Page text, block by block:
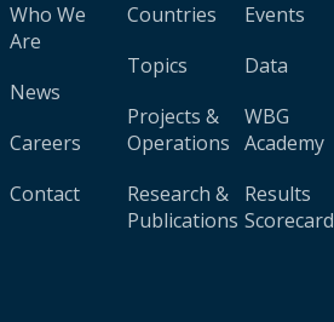
Who We
Are
News
Careers
Contact
Countries
Topics
Projects &
Operations
Research &
Publications
Events
Data
WBG
Academy
Results
Scorecard